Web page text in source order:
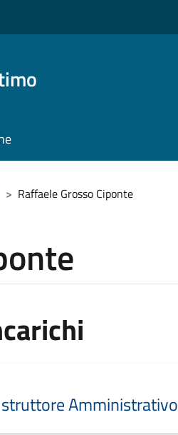
> Raffaele Grosso Ciponte
Amministrativo